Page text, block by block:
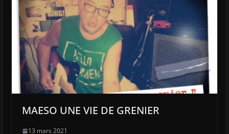
MAESO UNE VIE DE GRENIER
13 mars 2021